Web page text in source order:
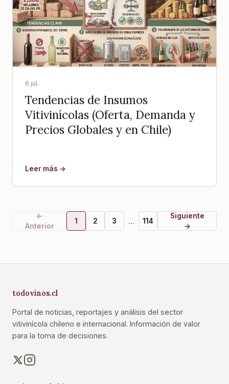
6 jul.
Tendencias de Insumos
Vitivinícolas (Oferta, Demanda y
Precios Globales y en Chile)
Leer más →
←
Anterior
1 2 3 ... 114
Siguiente
→
todovinos.cl
Portal de noticias, reportajes y análisis del sector
vitivinícola chileno e internacional. Información de valor
para la toma de decisiones.